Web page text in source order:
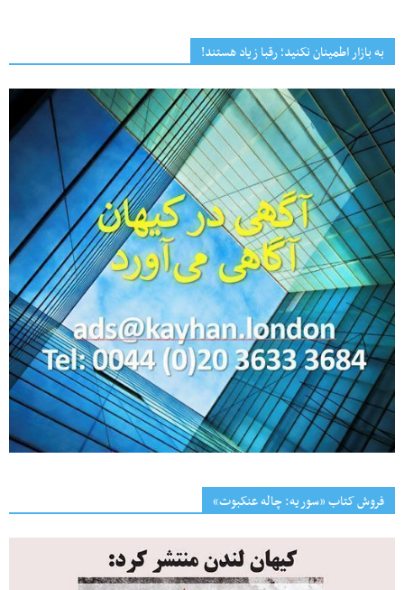
به بازار اطمینان نکنید؛ رقبا زیاد هستند!
فروش کتاب «سوریه: چاله عنکبوت»